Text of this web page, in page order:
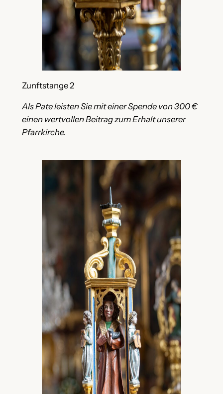
Zunftstange 2
Als Pate leisten Sie mit einer Spende von 300 €
einen wertvollen Beitrag zum Erhalt unserer
Pfarrkirche.